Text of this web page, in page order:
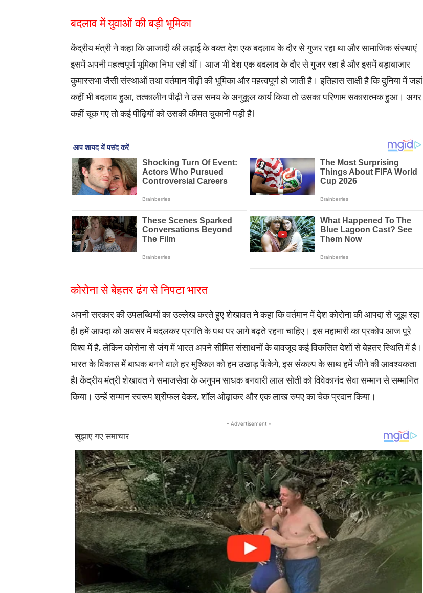
बदलाव में युवाओं की बड़ी भूमिका
केंद्रीय मंत्री ने कहा कि आजादी की लड़ाई के वक्त देश एक बदलाव के दौर से गुजर रहा था और सामाजिक संस्थाएं
इसमें अपनी महत्वपूर्ण भूमिका निभा रही थीं। आज भी देश एक बदलाव के दौर से गुजर रहा है और इसमें बड़ाबाजार
कुमारसभा जैसी संस्थाओं तथा वर्तमान पीढ़ी की भूमिका और महत्वपूर्ण हो जाती है। इतिहास साक्षी है कि दुनिया में जहां
कहीं भी बदलाव हुआ, तत्कालीन पीढ़ी ने उस समय के अनुकूल कार्य किया तो उसका परिणाम सकारात्मक हुआ। अगर
कहीं चूक गए तो कई पीढ़ियों को उसकी कीमत चुकानी पड़ी हैI
कोरोना से बेहतर ढंग से निपटा भारत
अपनी सरकार की उपलब्धियों का उल्लेख करते हुए शेखावत ने कहा कि वर्तमान में देश कोरोना की आपदा से जूझ रहा
हैI हमें आपदा को अवसर में बदलकर प्रगति के पथ पर आगे बढ़ते रहना चाहिए। इस महामारी का प्रकोप आज पूरे
विश्व में है, लेकिन कोरोना से जंग में भारत अपने सीमित संसाधनों के बावजूद कई विकसित देशों से बेहतर स्थिति में है।
भारत के विकास में बाधक बनने वाले हर मुश्किल को हम उखाड़ फेंकेगे, इस संकल्प के साथ हमें जीने की आवश्यकता
हैI केंद्रीय मंत्री शेखावत ने समाजसेवा के अनुपम साधक बनवारी लाल सोती को विवेकानंद सेवा सम्मान से सम्मानित
किया। उन्हें सम्मान स्वरूप श्रीफल देकर, शॉल ओढ़ाकर और एक लाख रुपए का चेक प्रदान किया।
- Advertisement -